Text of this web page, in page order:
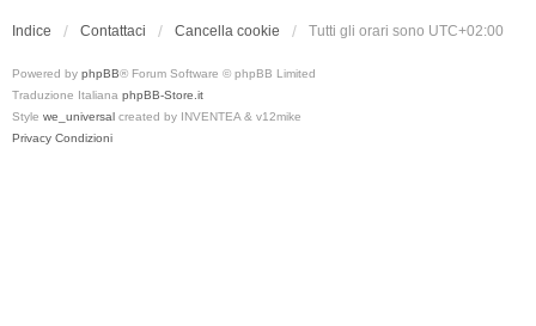
Indice Contattaci Cancella cookie Tutti gli orari sono UTC+02:00
Powered by phpBB® Forum Software © phpBB Limited
Traduzione Italiana phpBB-Store.it
Style we_universal created by INVENTEA & v12mike
Privacy Condizioni